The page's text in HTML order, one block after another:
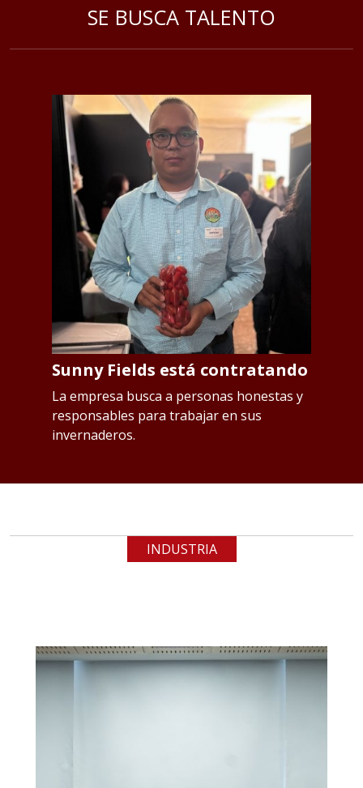
SE BUSCA TALENTO
Sunny Fields está contratando
La empresa busca a personas honestas y
responsables para trabajar en sus
invernaderos.
INDUSTRIA